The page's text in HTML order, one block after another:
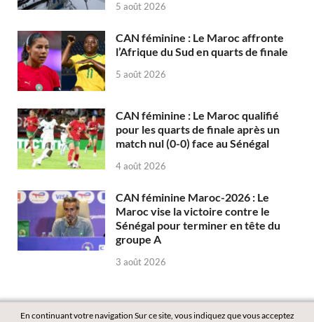
5 août 2026
CAN féminine : Le Maroc affronte
l’Afrique du Sud en quarts de finale
5 août 2026
CAN féminine : Le Maroc qualifié
pour les quarts de finale après un
match nul (0-0) face au Sénégal
4 août 2026
CAN féminine Maroc-2026 : Le
Maroc vise la victoire contre le
Sénégal pour terminer en tête du
groupe A
3 août 2026
En continuant votre navigation Sur ce site, vous indiquez que vous acceptez